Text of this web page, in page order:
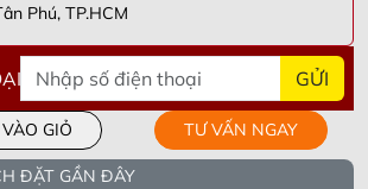
Phú, TP.HCM
GỬI
GIỎ TƯ VẤN NGAY
ĐẶT GẦN ĐÂY
- Tầng 40 Tòa HPC Lanmark Văn Khê, Hà
63 Lạc Long Quân, Hiệp Định, Hiệp Tân,
empire . Tháp linden .phường Thủ Thiêm .
Chào Novaworld Hồ Tràm-The Tropicana,